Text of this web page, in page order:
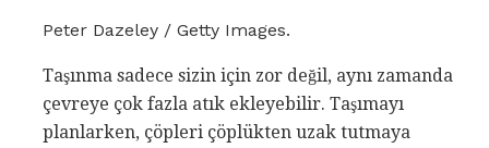
Peter Dazeley / Getty Images.
Taşınma sadece sizin için zor değil, aynı zamanda
çevreye çok fazla atık ekleyebilir. Taşımayı
planlarken, çöpleri çöplükten uzak tutmaya